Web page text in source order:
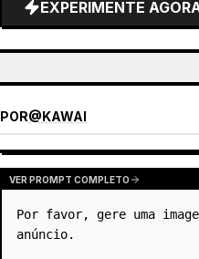
EXPERIMENTE
POR@KAWAI
VER PROMPT COMPLETO
Por favor, gere uma
anúncio.